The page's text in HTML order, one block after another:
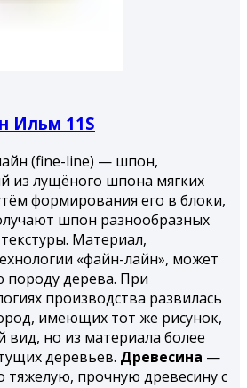
Ильм 11S
(fine-line) — шпон,
из лущёного шпона мягких
формирования его в блоки,
шпон разнообразных
Материал,
«файн-лайн», может
дерева. При
производства развилась
имеющих тот же рисунок,
вид, но из материала более
деревьев. Древесина —
прочную древесину с